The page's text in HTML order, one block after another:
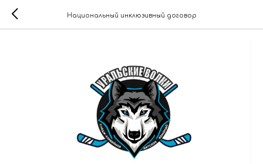
Национальный инклюзивный договор